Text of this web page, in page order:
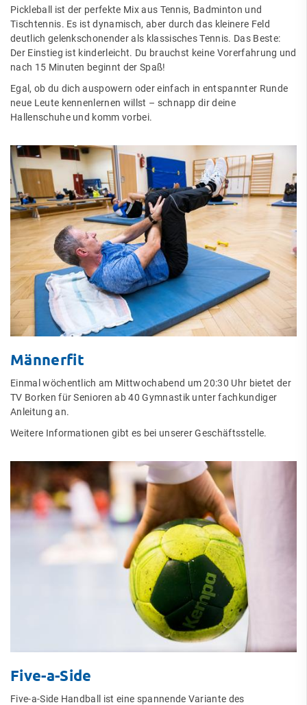
Pickleball ist der perfekte Mix aus Tennis, Badminton und
Tischtennis. Es ist dynamisch, aber durch das kleinere Feld
deutlich gelenkschonender als klassisches Tennis. Das Beste:
Der Einstieg ist kinderleicht. Du brauchst keine Vorerfahrung und
nach 15 Minuten beginnt der Spaß!
Egal, ob du dich auspowern oder einfach in entspannter Runde
neue Leute kennenlernen willst – schnapp dir deine
Hallenschuhe und komm vorbei.
Männerfit
Einmal wöchentlich am Mittwochabend um 20:30 Uhr bietet der
TV Borken für Senioren ab 40 Gymnastik unter fachkundiger
Anleitung an.
Weitere Informationen gibt es bei unserer Geschäftsstelle.
Five-a-Side
Five-a-Side Handball ist eine spannende Variante des